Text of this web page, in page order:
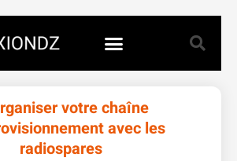
votre chaîne
avec les
radiospares